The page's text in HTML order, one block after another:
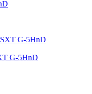
G-5HnD